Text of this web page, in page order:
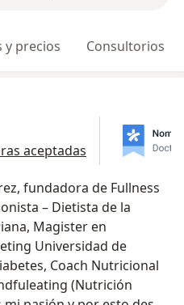
y precios Consultorios
aceptadas
fundadora de Fullness
– Dietista de la
Magister en
Universidad de
Coach Nutricional
(Nutrición